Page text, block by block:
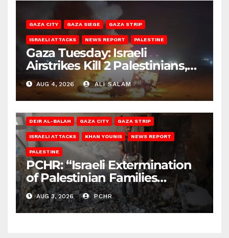
GAZA CITY GAZA SIEGE GAZA STRIP
ISRAELI ATTACKS NEWS REPORT PALESTINE
Gaza Tuesday: Israeli
Airstrikes Kill 2 Palestinians,
Injure 10
AUG 4, 2026 ALI SALAM
DEIR AL-BALAH GAZA CITY GAZA STRIP
ISRAELI ATTACKS KHAN YOUNIS NEWS REPORT
PALESTINE
PCHR: “Israeli Extermination
of Palestinian Families
Continues by Targeting
Homes and Civilian
Gatherings in Gaza Strip”
AUG 3, 2026 PCHR